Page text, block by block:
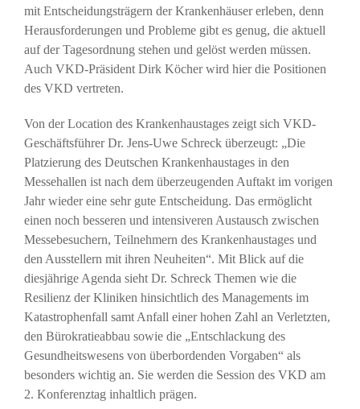
mit Entscheidungsträgern der Krankenhäuser erleben, denn
Herausforderungen und Probleme gibt es genug, die aktuell
auf der Tagesordnung stehen und gelöst werden müssen.
Auch VKD-Präsident Dirk Köcher wird hier die Positionen
des VKD vertreten.
Von der Location des Krankenhaustages zeigt sich VKD-
Geschäftsführer Dr. Jens-Uwe Schreck überzeugt: „Die
Platzierung des Deutschen Krankenhaustages in den
Messehallen ist nach dem überzeugenden Auftakt im vorigen
Jahr wieder eine sehr gute Entscheidung. Das ermöglicht
einen noch besseren und intensiveren Austausch zwischen
Messebesuchern, Teilnehmern des Krankenhaustages und
den Ausstellern mit ihren Neuheiten“. Mit Blick auf die
diesjährige Agenda sieht Dr. Schreck Themen wie die
Resilienz der Kliniken hinsichtlich des Managements im
Katastrophenfall samt Anfall einer hohen Zahl an Verletzten,
den Bürokratieabbau sowie die „Entschlackung des
Gesundheitswesens von überbordenden Vorgaben“ als
besonders wichtig an. Sie werden die Session des VKD am
2. Konferenztag inhaltlich prägen.